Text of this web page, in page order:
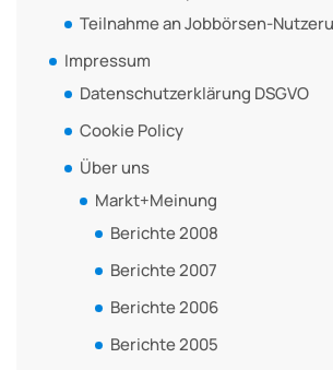
Teilnahme an Jobbörsen-
Impressum
Datenschutzerklärung DSGVO
Cookie Policy
Über uns
Markt+Meinung
Berichte 2008
Berichte 2007
Berichte 2006
Berichte 2005